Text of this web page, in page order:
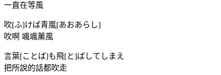
一直在等風
吹[ふ]けば青嵐[あおあらし]
吹啊 颯颯薰風
言葉[ことば]も飛[と]ばしてしまえ
把所說的話都吹走